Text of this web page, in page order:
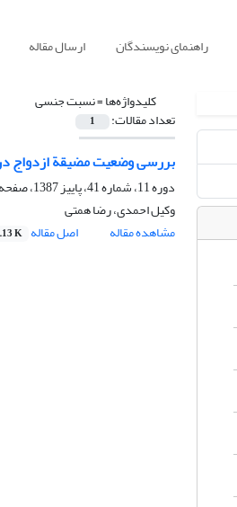
راهنمای نویسندگان ارسال مقاله
کلیدواژه‌ها =نسبت جنسی
تعداد مقالات: 1
بررسی وضعیت مضیقة ازدواج در
دوره 11، شماره 41، پاییز 1387، صفحه
وکیل احمدی، رضا همتی
مشاهده مقاله
اصل مقاله K